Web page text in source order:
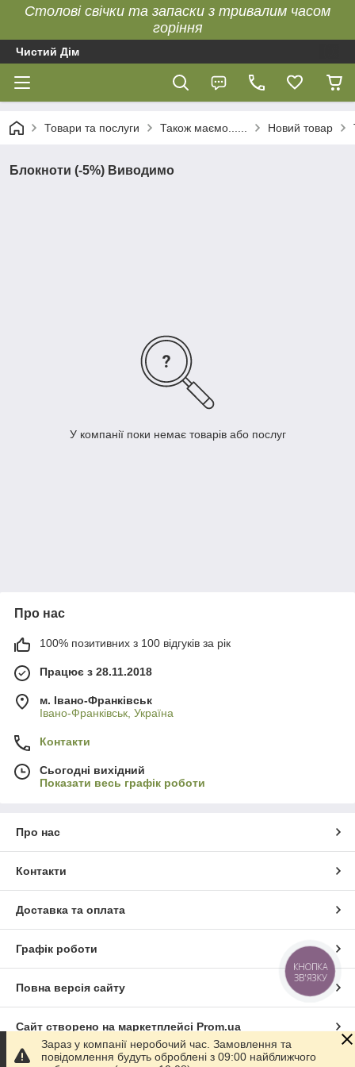
Столові свічки та запаски з тривалим часом
горіння
Чистий Дім
Товари та послуги Також маємо...... Новий товар
Блокноти (-5%) Виводимо
У компанії поки немає товарів або послуг
Про нас
100% позитивних з 100 відгуків за рік
Працює з 28.11.2018
м. Івано-Франківськ
Івано-Франківськ, Україна
Контакти
Сьогодні вихідний
Показати весь графік роботи
Про нас
Контакти
Доставка та оплата
Графік роботи
Повна версія сайту
Сайт створено на маркетплейсі Prom.ua
Зараз у компанії неробочий час. Замовлення та
повідомлення будуть оброблені з 09:00 найближчого
КНОПКА
ЗВ'ЯЗКУ